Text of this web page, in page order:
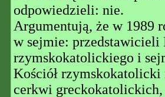
odpowiedzieli: nie.
Argumentują, że w 1989
w sejmie: przedstawicieli
rzymskokatolickiego i
Kościół rzymskokatolicki
cerkwi greckokatolickich,